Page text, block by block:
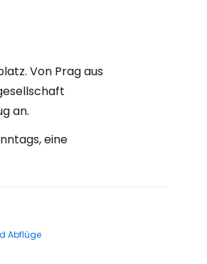
Von Prag aus
an.
eine
Abflüge